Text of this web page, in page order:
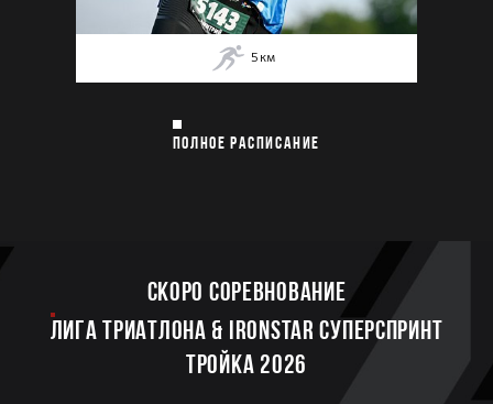
5 км
ПОЛНОЕ РАСПИСАНИЕ
Скоро соревнование
ЛИГА ТРИАТЛОНА & IRONSTAR СУПЕРСПРИНТ
ТРОЙКА 2026